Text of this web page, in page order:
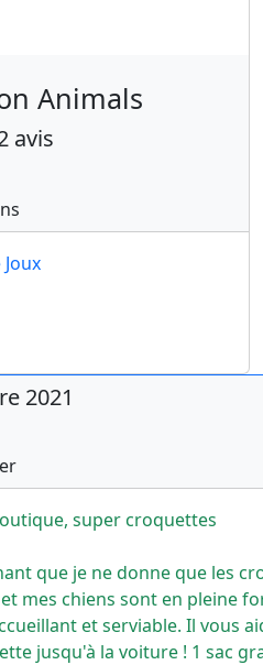
Animals
avis
2021
super croquettes
que je ne donne que les
mes chiens sont en pleine
et serviable. Il vous
jusqu'à la voiture ! 1 sac